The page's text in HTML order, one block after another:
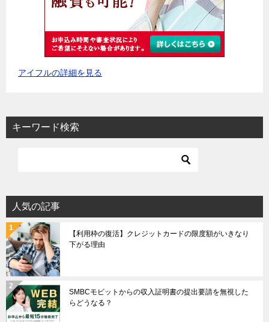
アイフルの詳細を見る
キーワード検索
人気の記事
【利用枠の復活】クレジットカードの限度額がいきなり
下がる理由
SMBCモビットからの収入証明書の提出要請を無視した
らどうなる？